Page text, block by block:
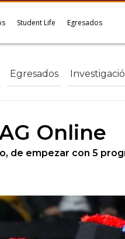
Student Life Egresados
Egresados
Online
de empezar con 5